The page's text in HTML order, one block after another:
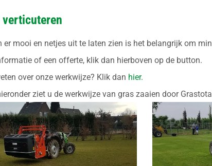
verticuteren
er mooi en netjes uit te laten zien is het belangrijk om
of een offerte, klik dan hierboven op de button.
over onze werkwijze? Klik dan hier.
ziet u de werkwijze van gras zaaien door